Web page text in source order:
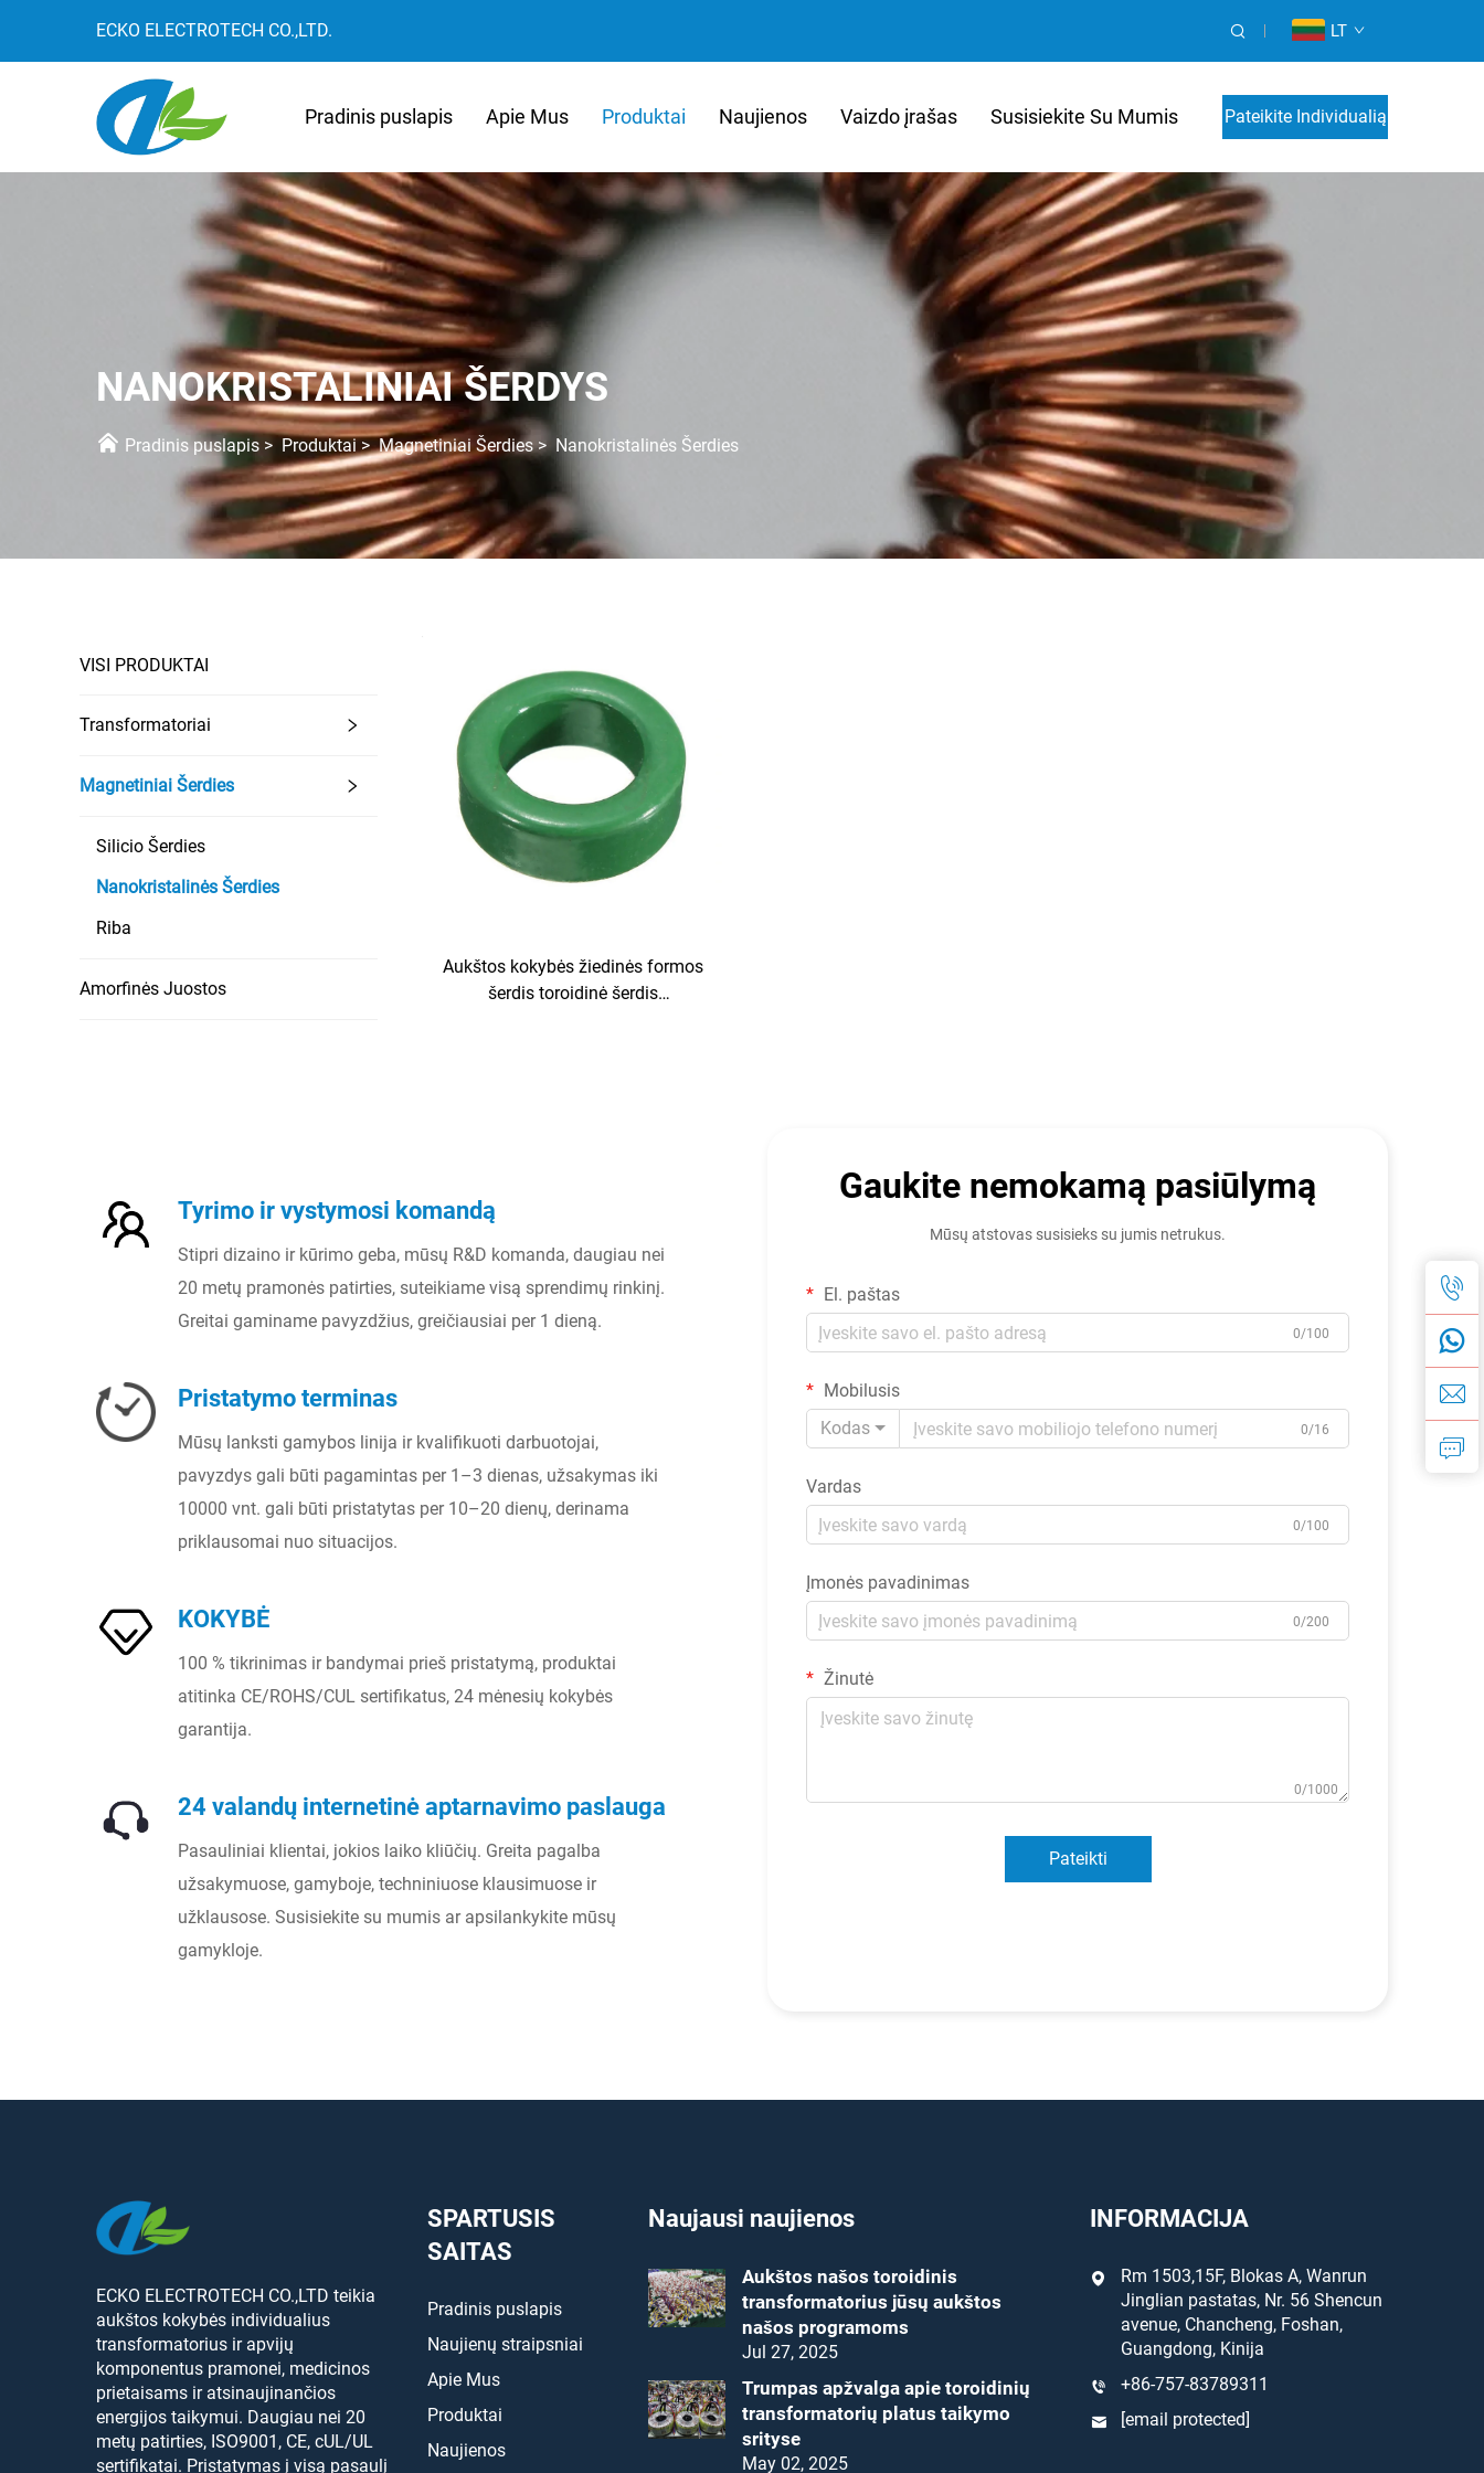
ECKO ELECTROTECH CO.,LTD. LT
Pradinis puslapis Apie Mus Produktai Naujienos Vaizdo įrašas Susisiekite Su Mumis Pateikite Individualią
NANOKRISTALINIAI ŠERDYS
Pradinis puslapis > Produktai>Magnetiniai Šerdies> Nanokristalinės Šerdies
VISI PRODUKTAI
Transformatoriai
Magnetiniai Šerdies
Silicio Šerdies
Nanokristalinės Šerdies
Riba
Amorfinės Juostos
Aukštos kokybės žiedinės formos
šerdis toroidinė šerdis
Tyrimo ir vystymosi komandą
Stipri dizaino ir kūrimo geba, mūsų R&D komanda, daugiau nei
20 metų pramonės patirties, suteikiame visą sprendimų rinkinį.
Greitai gaminame pavyzdžius, greičiausiai per 1 dieną.
Pristatymo terminas
Mūsų lanksti gamybos linija ir kvalifikuoti darbuotojai,
pavyzdys gali būti pagamintas per 1–3 dienas, užsakymas iki
10000 vnt. gali būti pristatytas per 10–20 dienų, derinama
priklausomai nuo situacijos.
KOKYBĖ
100 % tikrinimas ir bandymai prieš pristatymą, produktai
atitinka CE/ROHS/CUL sertifikatus, 24 mėnesių kokybės
garantija.
24 valandų internetinė aptarnavimo paslauga
Pasauliniai klientai, jokios laiko kliūčių. Greita pagalba
užsakymuose, gamyboje, techniniuose klausimuose ir
užklausose. Susisiekite su mumis ar apsilankykite mūsų
gamykloje.
Gaukite nemokamą pasiūlymą
Mūsų atstovas susisieks su jumis netrukus.
El. paštas
0/100
Mobilusis
Kodas
0/16
Vardas
0/100
Įmonės pavadinimas
0/200
Žinutė
0/1000
Pateikti
ECKO ELECTROTECH CO.,LTD teikia
aukštos kokybės individualius
transformatorius ir apvijų
komponentus pramonei, medicinos
prietaisams ir atsinaujinančios
energijos taikymui. Daugiau nei 20
metų patirties, ISO9001, CE, cUL/UL
sertifikatai. Pristatymas į visą pasaulį
SPARTUSIS
SAITAS
Pradinis puslapis
Naujienų straipsniai
Apie Mus
Produktai
Naujienos
Naujausi naujienos
Aukštos našos toroidinis
transformatorius jūsų aukštos
našos programoms
Jul 27, 2025
Trumpas apžvalga apie toroidinių
transformatorių platus taikymo
srityse
May 02, 2025
INFORMACIJA
Rm 1503,15F, Blokas A, Wanrun
Jinglian pastatas, Nr. 56 Shencun
avenue, Chancheng, Foshan,
Guangdong, Kinija
+86-757-83789311
[email protected]